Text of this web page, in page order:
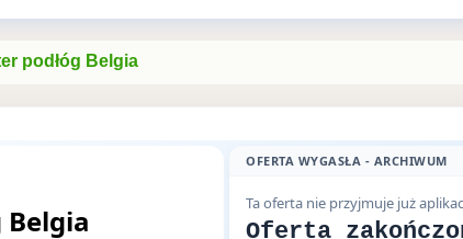
podłóg Belgia
OFERTA WYGASŁA - ARCHIWUM
Ta oferta nie przyjmuje już
Oferta